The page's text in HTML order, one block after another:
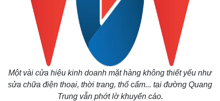
Một vài cửa hiệu kinh doanh mặt hàng không thiết yếu như
sửa chữa điện thoại, thời trang, thổ cẩm... tại đường Quang
Trung vẫn phớt lờ khuyến cáo.